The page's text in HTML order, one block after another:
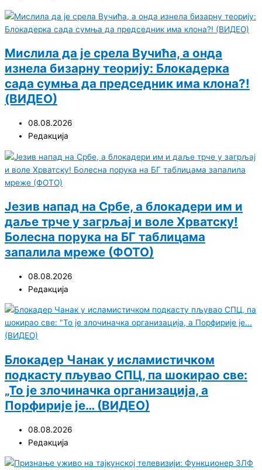
Мислила да је срела Вучића, а онда
изнела бизарну теорију: Блокадерка
сада сумња да председник има клона?!
(ВИДЕО)
08.08.2026
Редакција
Језив напад на Србе, а блокадери им и
даље трче у загрљај и воле Хрватску!
Болесна порука на БГ таблицама
запалила мреже (ФОТО)
08.08.2026
Редакција
Блокадер Чанак у исламистичком
подкасту пљувао СПЦ, па шокирао све:
„То је злочиначка организација, а
Порфирије је… (ВИДЕО)
08.08.2026
Редакција